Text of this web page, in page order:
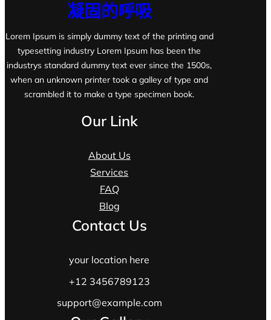
凝固的呼吸
Lorem Ipsum is simply dummy text of the printing and
typesetting industry Lorem Ipsum has been the
industrys standard dummy text ever since the 1500s,
when an unknown printer took a galley of type and
scrambled it to make a type specimen book.
Our Link
About Us
Services
FAQ
Blog
Contact Us
your location here
+12 3456789123
support@example.com